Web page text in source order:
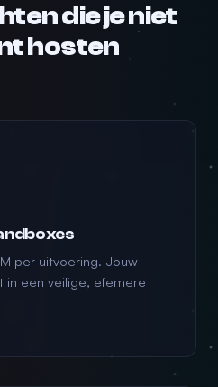
die je niet
hosten
per uitvoering. Jouw
in een veilige, efemere